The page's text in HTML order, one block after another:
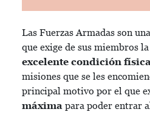
Las Fuerzas Armadas son
que exige de sus miembros la
excelente condición
misiones que se les
principal motivo por el que
máxima para poder entrar